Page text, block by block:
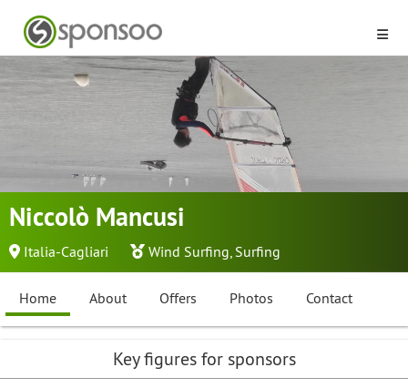
Niccolò Mancusi
Italia-Cagliari Wind Surfing, Surfing
Home About Offers Photos Contact
Key figures for sponsors